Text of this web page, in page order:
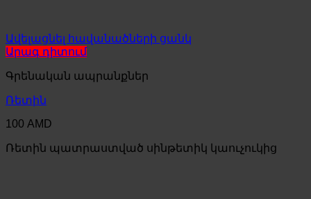
Ավելացնել հավանածների ցանկ
Արագ դիտում
Գրենական ապրանքներ
Ռետին
100 AMD
Ռետին պատրաստված սինթետիկ կաուչուկից